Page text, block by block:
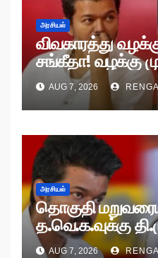
அரசியல்
விவகாரத்து
சங்கீதா! வழக்கு
AUG 7, 2026
அரசியல்
தொகுதி
த.வெ.க.வுக்கு
AUG 7, 2026